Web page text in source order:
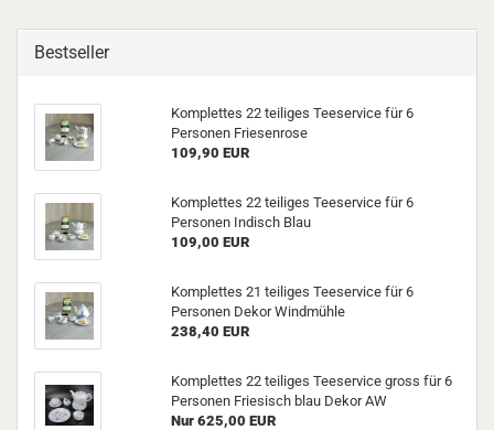
Bestseller
Komplettes 22 teiliges Teeservice für 6
Personen Friesenrose
109,90 EUR
Komplettes 22 teiliges Teeservice für 6
Personen Indisch Blau
109,00 EUR
Komplettes 21 teiliges Teeservice für 6
Personen Dekor Windmühle
238,40 EUR
Komplettes 22 teiliges Teeservice gross für 6
Personen Friesisch blau Dekor AW
Nur 625,00 EUR